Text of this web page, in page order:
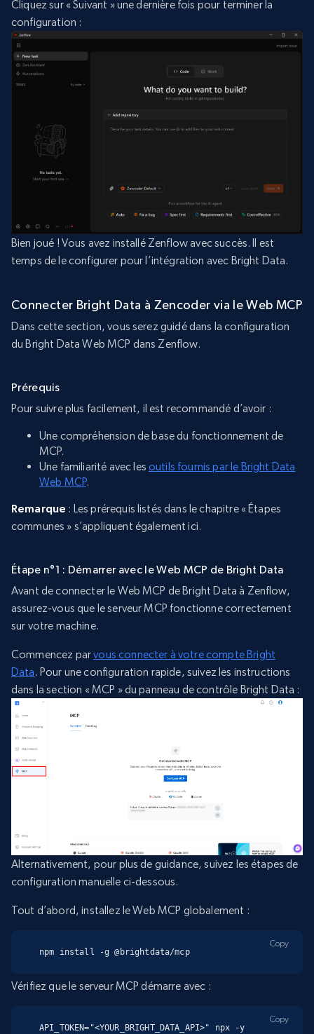
Cliquez sur « Suivant » une dernière fois pour terminer la
configuration :
Bien joué ! Vous avez installé Zenflow avec succès. Il est
temps de le configurer pour l’intégration avec Bright Data.
Connecter Bright Data à Zencoder via le Web MCP
Dans cette section, vous serez guidé dans la configuration
du Bright Data Web MCP dans Zenflow.
Prérequis
Pour suivre plus facilement, il est recommandé d’avoir :
Une compréhension de base du fonctionnement de
MCP.
Une familiarité avec lesoutils fournis par le Bright Data
Web MCP.
Remarque : Les prérequis listés dans le chapitre « Étapes
communes » s’appliquent également ici.
Étape n°1 : Démarrer avec le Web MCP de Bright Data
Avant de connecter le Web MCP de Bright Data à Zenflow,
assurez-vous que le serveur MCP fonctionne correctement
sur votre machine.
Commencez parvous connecter à votre compte Bright
Data . Pour une configuration rapide, suivez les instructions
dans la section « MCP » du panneau de contrôle Bright Data :
Alternativement, pour plus de guidance, suivez les étapes de
configuration manuelle ci-dessous.
Tout d’abord, installez le Web MCP globalement :
npm install -g @brightdata/mcp
Copy
Vérifiez que le serveur MCP démarre avec :
API_TOKEN="<YOUR_BRIGHT_DATA_API>" npx -y
Copy